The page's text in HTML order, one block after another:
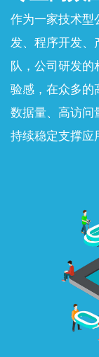
作为一家技术型
发、程序开发、
队，公司研发
验感，在众多的
数据量、高访问
持续稳定支撑应